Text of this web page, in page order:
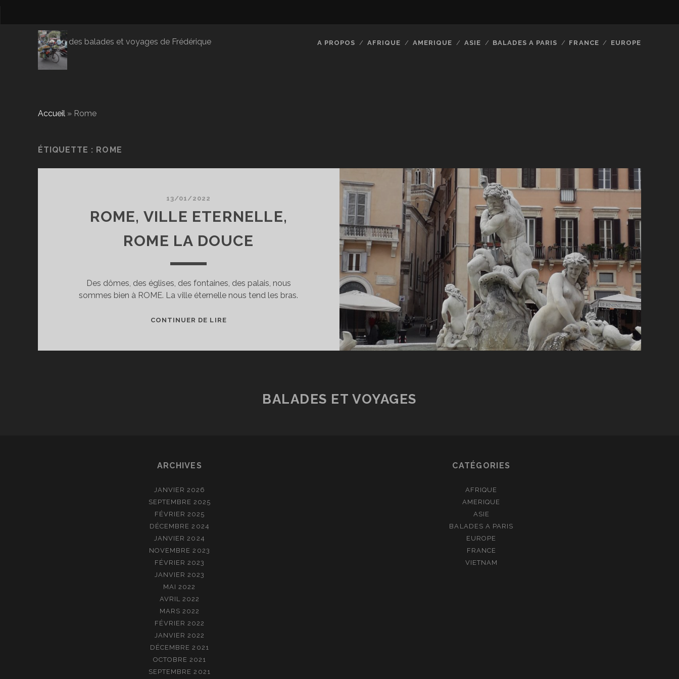
Le blog des balades et voyages de Frédérique A PROPOS AFRIQUE AMERIQUE ASIE BALADES A PARIS FRANCE EUROPE
Accueil» Rome
ÉTIQUETTE : ROME
13/01/2022
ROME, VILLE ETERNELLE,
ROME LA DOUCE
Des dômes, des églises, des fontaines, des palais, nous
sommes bien à ROME. La ville éternelle nous tend les bras.
CONTINUER DE LIREROME,
BALADES ET VOYAGES
ARCHIVES
JANVIER 2026
SEPTEMBRE 2025
FÉVRIER 2025
DÉCEMBRE 2024
JANVIER 2024
NOVEMBRE 2023
FÉVRIER 2023
JANVIER 2023
MAI 2022
AVRIL 2022
MARS 2022
FÉVRIER 2022
JANVIER 2022
DÉCEMBRE 2021
OCTOBRE 2021
SEPTEMBRE 2021
CATÉGORIES
AFRIQUE
AMERIQUE
ASIE
BALADES A PARIS
EUROPE
FRANCE
VIETNAM